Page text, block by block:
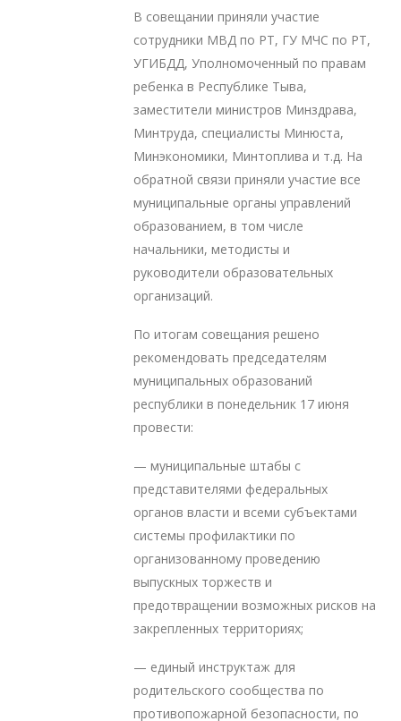
В совещании приняли участие
сотрудники МВД по РТ, ГУ МЧС по РТ,
УГИБДД, Уполномоченный по правам
ребенка в Республике Тыва,
заместители министров Минздрава,
Минтруда, специалисты Минюста,
Минэкономики, Минтоплива и т.д. На
обратной связи приняли участие все
муниципальные органы управлений
образованием, в том числе
начальники, методисты и
руководители образовательных
организаций.
По итогам совещания решено
рекомендовать председателям
муниципальных образований
республики в понедельник 17 июня
провести:
— муниципальные штабы с
представителями федеральных
органов власти и всеми субъектами
системы профилактики по
организованному проведению
выпускных торжеств и
предотвращении возможных рисков на
закрепленных территориях;
— единый инструктаж для
родительского сообщества по
противопожарной безопасности, по